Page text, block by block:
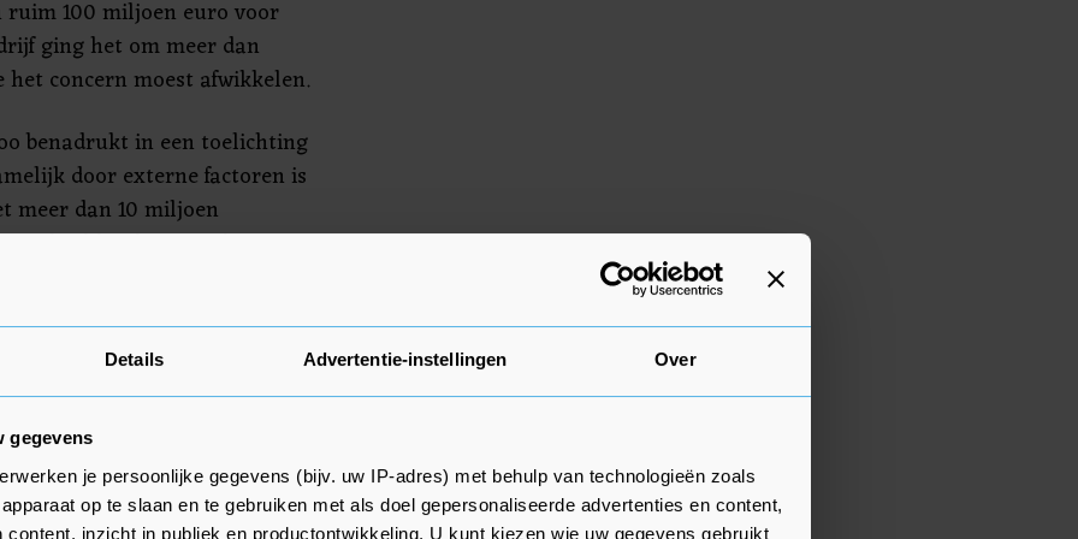
Details Advertentie-instellingen Over
gegevens
je persoonlijke gegevens (bijv. uw IP-adres) met behulp van technologieën zoals
op te slaan en te gebruiken met als doel gepersonaliseerde advertenties en content,
content, inzicht in publiek en productontwikkeling. U kunt kiezen wie uw gegevens gebruikt
ruim 100 miljoen euro voor
ging het om meer dan
het concern moest afwikkelen.
benadrukt in een toelichting
door externe factoren is
meer dan 10 miljoen
wel om verder te
zorgverzekeringen.
flink is opgelopen drukte
periode nog niet op de
merkt Achmea nog niet dat
niet meer